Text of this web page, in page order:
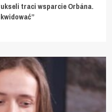
traci wsparcie Orbána.